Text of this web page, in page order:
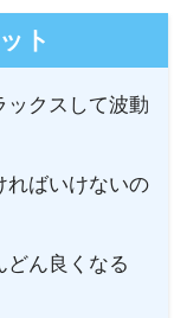
ebisu
ールド 宮崎店 田
スペース イルカ
ト
ックスして波動
ればいけないの
どん良くなる